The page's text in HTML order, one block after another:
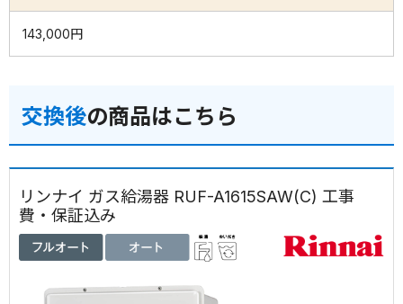
143,000円
交換後の商品はこちら
リンナイ ガス給湯器 RUF-A1615SAW(C) 工事
費・保証込み